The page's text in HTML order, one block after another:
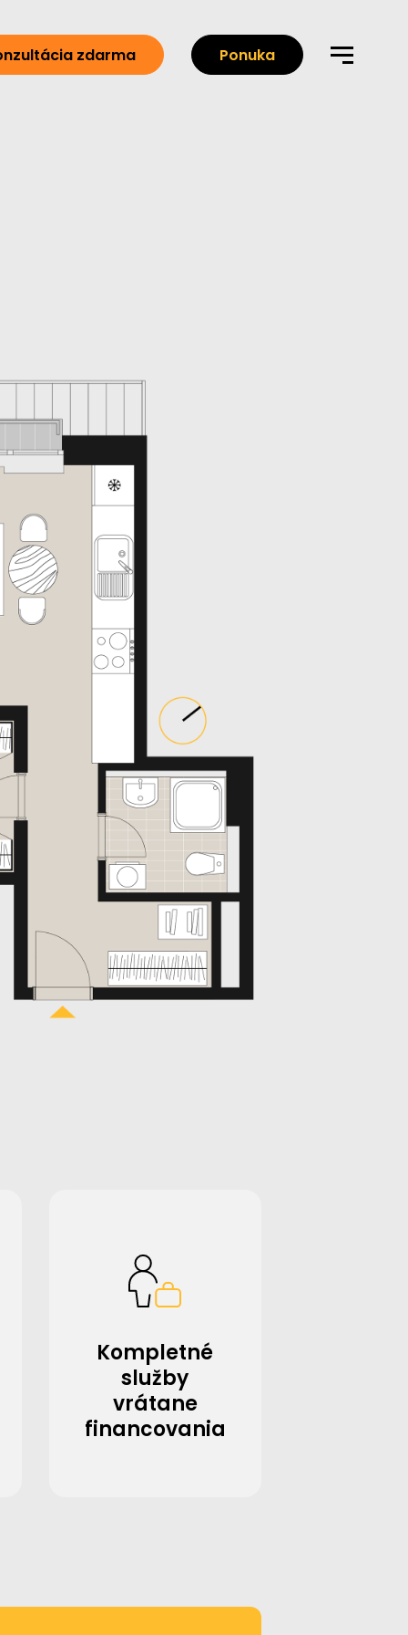
zdarma Ponuka
Kompletné
služby
vrátane
financovania